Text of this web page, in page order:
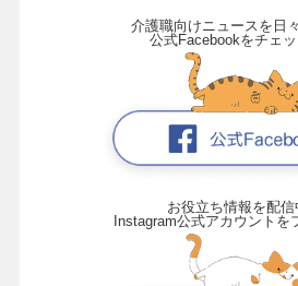
介護職向けニュースを日
公式Facebookをチェ
お役立ち情報を配信
Instagram公式アカウントを